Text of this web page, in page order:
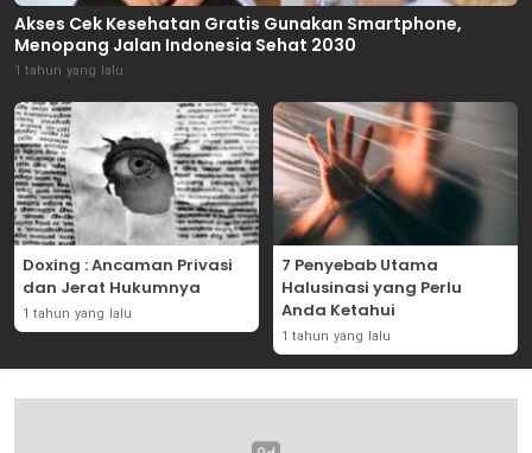
Akses Cek Kesehatan Gratis Gunakan Smartphone,
Menopang Jalan Indonesia Sehat 2030
1 tahun yang lalu
Doxing : Ancaman Privasi
dan Jerat Hukumnya
1 tahun yang lalu
7 Penyebab Utama
Halusinasi yang Perlu
Anda Ketahui
1 tahun yang lalu